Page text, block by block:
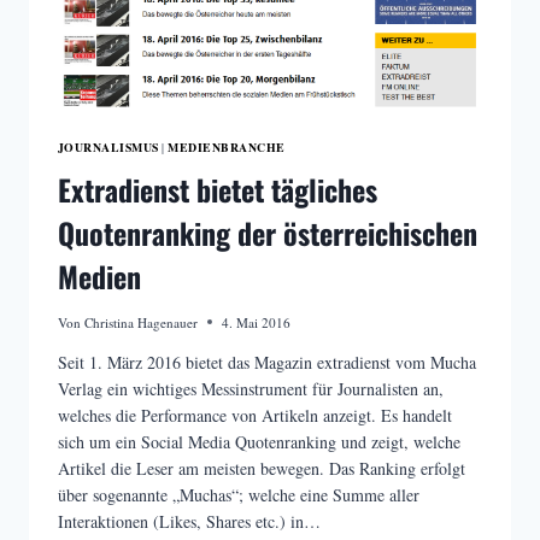
JOURNALISMUS |MEDIENBRANCHE
Extradienst bietet tägliches
Quotenranking der österreichischen
Medien
Von Christina Hagenauer 4. Mai 2016
Seit 1. März 2016 bietet das Magazin extradienst vom Mucha
Verlag ein wichtiges Messinstrument für Journalisten an,
welches die Performance von Artikeln anzeigt. Es handelt
sich um ein Social Media Quotenranking und zeigt, welche
Artikel die Leser am meisten bewegen. Das Ranking erfolgt
über sogenannte „Muchas“; welche eine Summe aller
Interaktionen (Likes, Shares etc.) in…